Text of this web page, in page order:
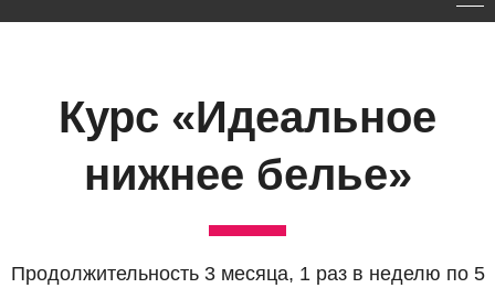
Курс «Идеальное
нижнее белье»
Продолжительность 3 месяца, 1 раз в неделю по 5